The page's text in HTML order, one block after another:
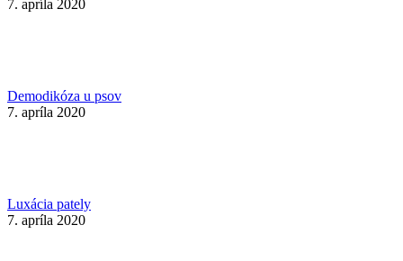
7. apríla 2020
Demodikóza u psov
7. apríla 2020
Luxácia pately
7. apríla 2020